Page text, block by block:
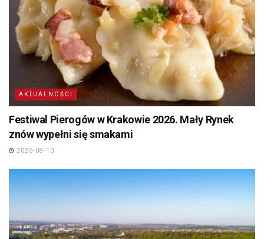
AKTUALNOŚCI
Festiwal Pierogów w Krakowie 2026. Mały Rynek
znów wypełni się smakami
2026-08-10